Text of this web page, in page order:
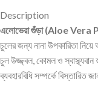
Description
এলোভেরা গুঁড়া (Aloe
চুলের জন্য নানা উপকারিতা
চুল উজ্জ্বল, কোমল ও
ব্যবহারবিধি সম্পর্কে বিস্তারিত